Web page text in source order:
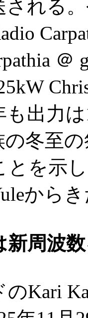
れる
＠
出力
冬至
とを示
から
新周波
のKari